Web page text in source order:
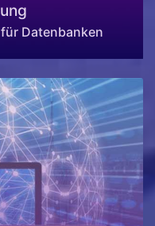
Datenbanken